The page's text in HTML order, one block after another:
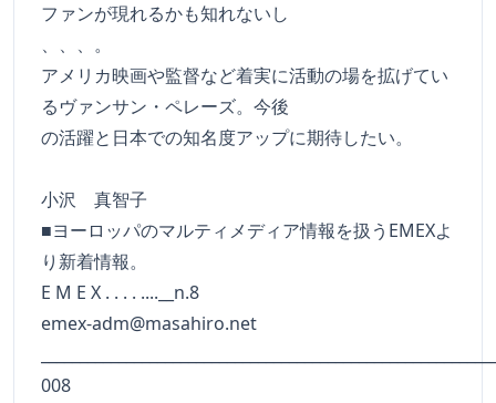
ファンが現れるかも知れないし
、、、。
アメリカ映画や監督など着実に活動の場を拡げてい
るヴァンサン・ペレーズ。今後
の活躍と日本での知名度アップに期待したい。
小沢 真智子
■ヨーロッパのマルティメディア情報を扱うEMEXよ
り新着情報。
E M E X . . . . ....__n.8
emex-adm@masahiro.net
008